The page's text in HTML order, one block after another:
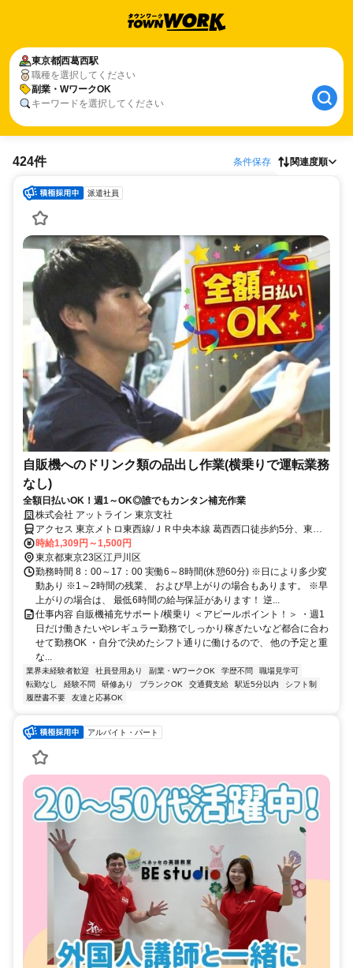
東京都西葛西駅
職種を選択してください
副業・WワークOK
キーワードを選択してください
424件 条件保存 関連度順
派遣社員
自販機へのドリンク類の品出し作業(横乗りで運転業務
なし)
全額日払いOK！週1～OK◎誰でもカンタン補充作業
株式会社 アットライン 東京支社
アクセス 東京メトロ東西線/ＪＲ中央本線 葛西西口徒歩約5分、東京
メトロ東西線/東葉高速線 西葛西北口徒歩約15分、東京メトロ東西線/
ＪＲ中央本線 浦安（千葉県）西口徒歩約35分
時給1,309円～1,500円
東京都東京23区江戸川区
勤務時間 8：00～17：00 実働6～8時間(休憩60分) ※日により多少変
動あり ※1～2時間の残業、 および早上がりの場合もあります。 ※早
上がりの場合は、 最低6時間の給与保証があります！ 逆...
仕事内容 自販機補充サポート/横乗り ＜アピールポイント！＞ ・週1
日だけ働きたいやレギュラー勤務でしっかり稼ぎたいなど都合に合わ
せて勤務OK ・自分で決めたシフト通りに働けるので、 他の予定と重
な...
業界未経験者歓迎 社員登用あり 副業・WワークOK 学歴不問
職場見学可
転勤なし
経験不問 研修あり ブランクOK 交通費支給 駅近5分以内
シフト制
履歴書不要
友達と応募OK
アルバイト・パート